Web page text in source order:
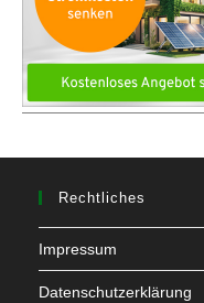
Rechtliches
Impressum
Datenschutzerklärung